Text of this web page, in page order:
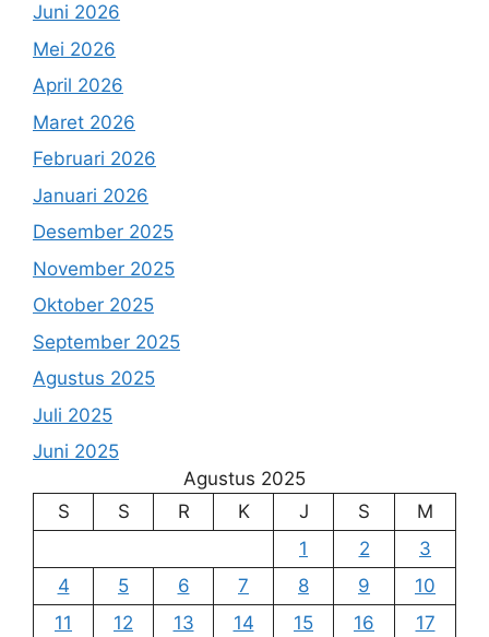
Juni 2026
Mei 2026
April 2026
Maret 2026
Februari 2026
Januari 2026
Desember 2025
November 2025
Oktober 2025
September 2025
Agustus 2025
Juli 2025
Juni 2025
Agustus 2025
S
S R K J S
M
1
2
3
4
5 6 7 8 9
10
11
12 13 14 15 16
17